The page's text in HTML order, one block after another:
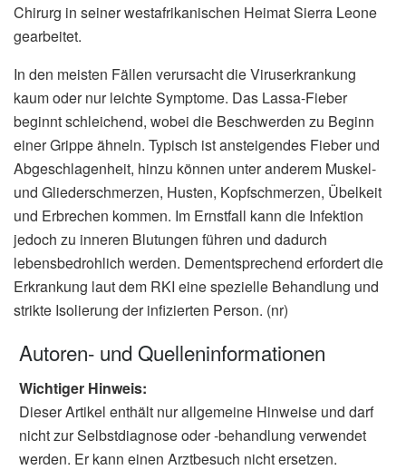
Chirurg in seiner westafrikanischen Heimat Sierra Leone
gearbeitet.
In den meisten Fällen verursacht die Viruserkrankung
kaum oder nur leichte Symptome. Das Lassa-Fieber
beginnt schleichend, wobei die Beschwerden zu Beginn
einer Grippe ähneln. Typisch ist ansteigendes Fieber und
Abgeschlagenheit, hinzu können unter anderem Muskel-
und Gliederschmerzen, Husten, Kopfschmerzen, Übelkeit
und Erbrechen kommen. Im Ernstfall kann die Infektion
jedoch zu inneren Blutungen führen und dadurch
lebensbedrohlich werden. Dementsprechend erfordert die
Erkrankung laut dem RKI eine spezielle Behandlung und
strikte Isolierung der infizierten Person. (nr)
Autoren- und Quelleninformationen
Wichtiger Hinweis:
Dieser Artikel enthält nur allgemeine Hinweise und darf
nicht zur Selbstdiagnose oder -behandlung verwendet
werden. Er kann einen Arztbesuch nicht ersetzen.